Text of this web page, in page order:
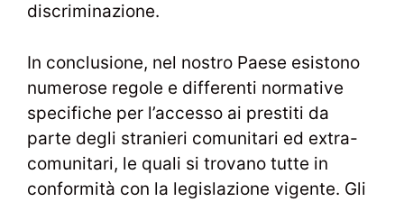
discriminazione.
In conclusione, nel nostro Paese esistono
numerose regole e differenti normative
specifiche per l’accesso ai prestiti da
parte degli stranieri comunitari ed extra-
comunitari, le quali si trovano tutte in
conformità con la legislazione vigente. Gli